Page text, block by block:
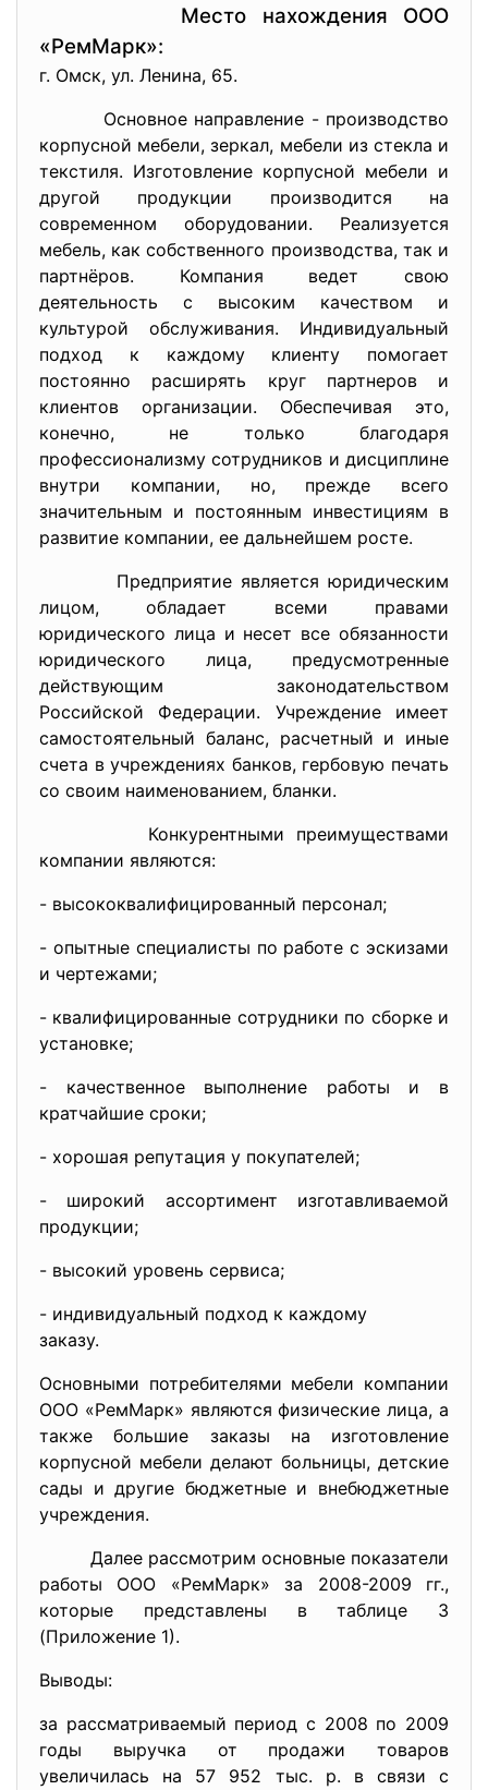
Место нахождения ООО
«РемМарк»:
г. Омск, ул. Ленина, 65.
Основное направление - производство
корпусной мебели, зеркал, мебели из стекла и
текстиля. Изготовление корпусной мебели и
другой продукции производится на
современном оборудовании. Реализуется
мебель, как собственного производства, так и
партнёров. Компания ведет свою
деятельность с высоким качеством и
культурой обслуживания. Индивидуальный
подход к каждому клиенту помогает
постоянно расширять круг партнеров и
клиентов организации. Обеспечивая это,
конечно, не только благодаря
профессионализму сотрудников и дисциплине
внутри компании, но, прежде всего
значительным и постоянным инвестициям в
развитие компании, ее дальнейшем росте.
Предприятие является юридическим
лицом, обладает всеми правами
юридического лица и несет все обязанности
юридического лица, предусмотренные
действующим законодательством
Российской Федерации. Учреждение имеет
самостоятельный баланс, расчетный и иные
счета в учреждениях банков, гербовую печать
со своим наименованием, бланки.
Конкурентными преимуществами
компании являются:
- высококвалифицированный персонал;
- опытные специалисты по работе с эскизами
и чертежами;
- квалифицированные сотрудники по сборке и
установке;
- качественное выполнение работы и в
кратчайшие сроки;
- хорошая репутация у покупателей;
- широкий ассортимент изготавливаемой
продукции;
- высокий уровень сервиса;
- индивидуальный подход к каждому
заказу.
Основными потребителями мебели компании
ООО «РемМарк» являются физические лица, а
также большие заказы на изготовление
корпусной мебели делают больницы, детские
сады и другие бюджетные и внебюджетные
учреждения.
Далее рассмотрим основные показатели
работы ООО «РемМарк» за 2008-2009 гг.,
которые представлены в таблице 3
(Приложение 1).
Выводы:
за рассматриваемый период с 2008 по 2009
годы выручка от продажи товаров
увеличилась на 57 952 тыс. р. в связи с